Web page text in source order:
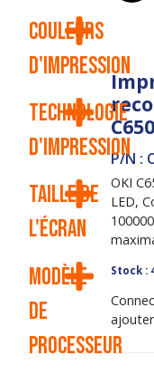
Couleurs
d'impression
Technologie
d'impression
Taille de
l'écran
Modèle
de
processeur
P/N :
OKI
LED,
Stock :